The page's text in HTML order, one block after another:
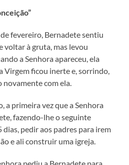
fevereiro, Bernadete sentiu
voltar à gruta, mas levou
a Senhora apareceu, ela
Virgem ficou inerte e, sorrindo,
novamente com ela.
a primeira vez que a Senhora
fazendo-lhe o seguinte
pedir aos padres para irem
e ali construir uma igreja.
pediu a Bernadete para